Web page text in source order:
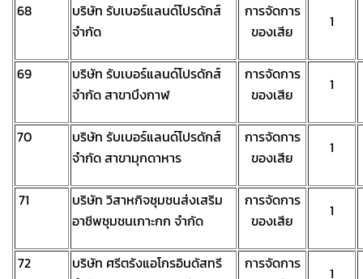
68
บริษัท รับเบอร์แลนด์โปรดักส์
จำกัด
การจัดการ
ของเสีย
1
69
บริษัท รับเบอร์แลนด์โปรดักส์
จำกัด สาขาบึงกาฬ
การจัดการ
ของเสีย
1
70
บริษัท รับเบอร์แลนด์โปรดักส์
จำกัด สาขามุกดาหาร
การจัดการ
ของเสีย
1
71
บริษัท วิสาหกิจชุมชนส่งเสริม
อาชีพชุมชนเกาะกก จำกัด
การจัดการ
ของเสีย
1
72
บริษัท ศรีตรังแอโกรอินดัสทรี
การจัดการ
1